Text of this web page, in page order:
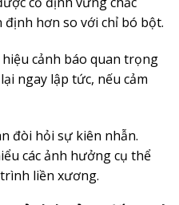
hơn so với chỉ bó bột.
cảnh báo quan trọng
ngay lập tức, nếu cảm
đòi hỏi sự kiên nhẫn.
các ảnh hưởng cụ thể
liền xương.